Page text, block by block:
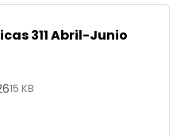
311 Abril-Junio
15 KB